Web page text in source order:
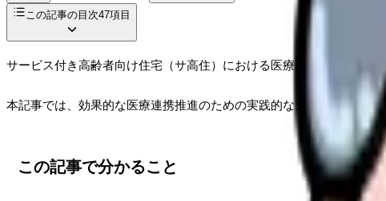
この記事の目次47項目
サービス付き高齢者向け住宅（サ高住）における医療連携体制の構
本記事では、効果的な医療連携推進のための実践的なガイドライン
この記事で分かること